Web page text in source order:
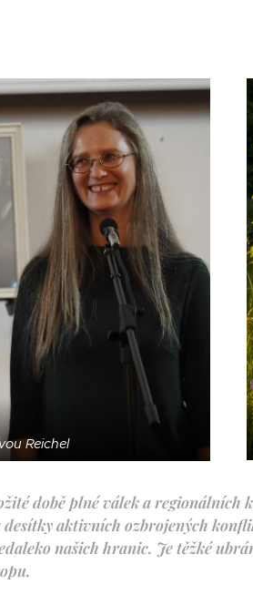
Reichel
době plné válek a
aktivních ozbrojených
našich hranic. Je těžké